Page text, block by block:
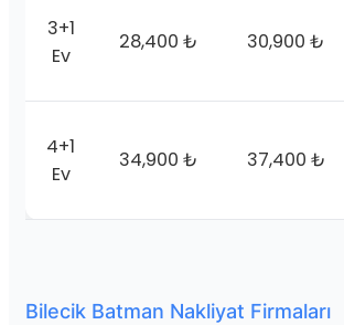
3+1
Ev
28,400 ₺ 30,900 ₺
4+1
Ev
34,900 ₺ 37,400 ₺
Bilecik Batman Nakliyat Firmaları